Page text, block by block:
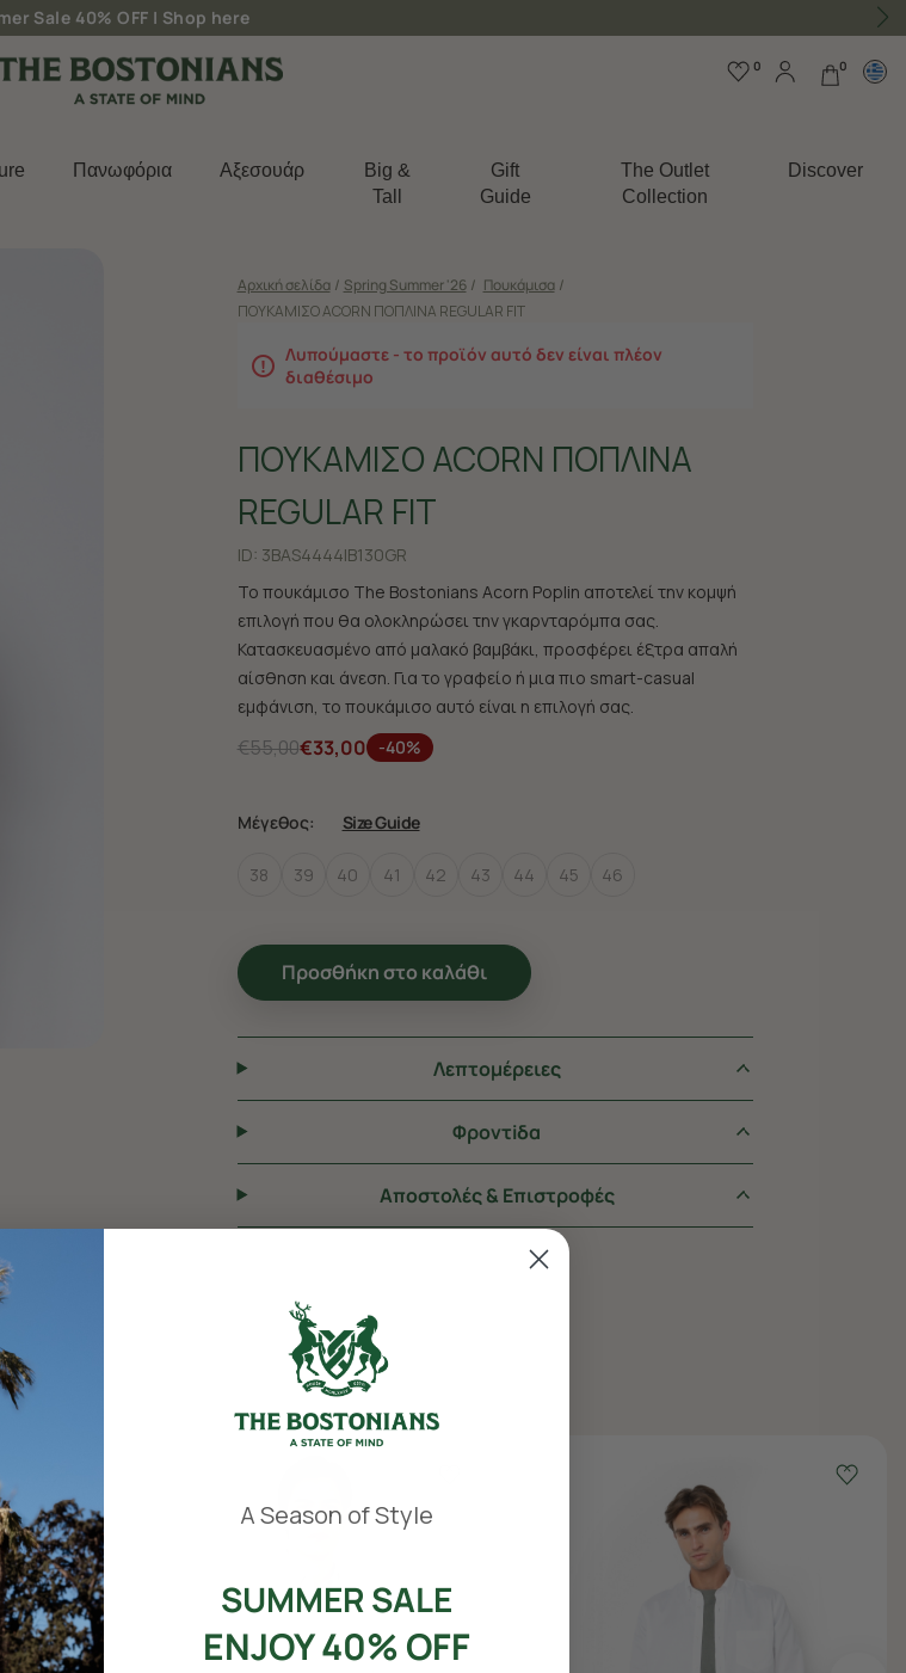
για παραγγελίες άνω των 50€
0 0
Πανωφόρια Aξεσουάρ
Big &
Tall
Gift
Guide
The Outlet
Collection
Discover
Αρχική σελίδα / Spring Summer '26 / Πουκάμισα /
ΠΟΥΚΑΜΙΣΟ ACORN ΠΟΠΛΙΝΑ REGULAR FIT
Λυπούμαστε - το προϊόν αυτό δεν είναι πλέον
διαθέσιμο
ΠΟΥΚΑΜΙΣΟ ACORN ΠΟΠΛΙΝΑ
REGULAR FIT
ID: 3BAS4444|B130GR
Το πουκάμισο The Bostonians Acorn Poplin αποτελεί την κομψή
επιλογή που θα ολοκληρώσει την γκαρνταρόμπα σας.
Κατασκευασμένο από μαλακό βαμβάκι, προσφέρει έξτρα απαλή
αίσθηση και άνεση. Για το γραφείο ή μια πιο smart-casual
εμφάνιση, το πουκάμισο αυτό είναι η επιλογή σας.
€55,00€33,00 -40%
Μέγεθος: Size Guide
38 39 40 41 42 43 44 45 46
Προσθήκη στο καλάθι
Λεπτομέρειες
Φροντiδα
Αποστολές & Επιστροφές
A Season of Style
SUMMER SALE
ENJOY 40% OFF